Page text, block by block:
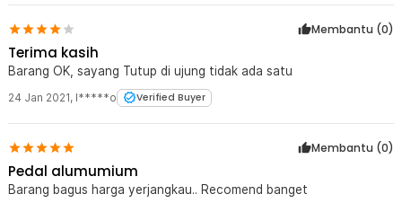
Membantu (0)
Terima kasih
Barang OK, sayang Tutup di ujung tidak ada satu
24 Jan 2021, l*****o Verified Buyer
Membantu (0)
Pedal alumumium
Barang bagus harga yerjangkau.. Recomend banget